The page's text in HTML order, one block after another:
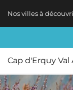
Nos villes à
Cap d'Erquy Val